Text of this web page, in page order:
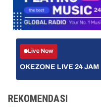
Live Now
OKEZONE LIVE 24 JAM